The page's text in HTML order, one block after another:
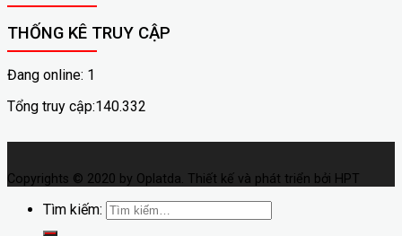
THỐNG KÊ TRUY CẬP
Đang online: 1
Tổng truy cập:140.332
Copyrights © 2020 by Oplatda. Thiết kế và phát triển bởi HPT
Tìm kiếm: